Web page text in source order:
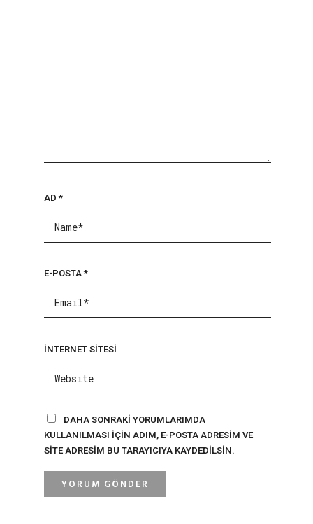
AD*
E-POSTA*
İNTERNET SITESI
DAHA SONRAKI YORUMLARIMDA
KULLANILMASI IÇIN ADIM, E-POSTA ADRESIM VE
SITE ADRESIM BU TARAYICIYA KAYDEDILSIN.